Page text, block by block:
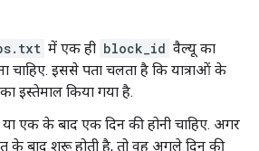
में एक ही block_id वैल्यू का
चाहिए. इससे पता चलता है कि यात्राओं के
इस्तेमाल किया गया है.
या एक के बाद एक दिन की होनी चाहिए. अगर
के बाद शुरू होती है, तो वह अगले दिन की